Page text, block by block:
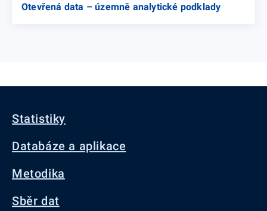
Otevřená data – územně analytické podklady
Statistiky
Databáze a aplikace
Metodika
Sběr dat